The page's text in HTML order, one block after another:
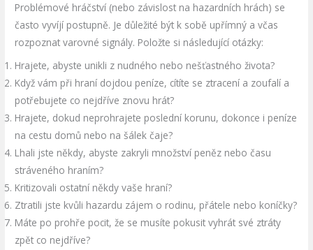
Problémové hráčství (nebo závislost na hazardních hrách) se
často vyvíjí postupně. Je důležité být k sobě upřímný a včas
rozpoznat varovné signály. Položte si následující otázky:
Hrajete, abyste unikli z nudného nebo nešťastného života?
Když vám při hraní dojdou peníze, cítíte se ztracení a zoufalí a
potřebujete co nejdříve znovu hrát?
Hrajete, dokud neprohrajete poslední korunu, dokonce i peníze
na cestu domů nebo na šálek čaje?
Lhali jste někdy, abyste zakryli množství peněz nebo času
stráveného hraním?
Kritizovali ostatní někdy vaše hraní?
Ztratili jste kvůli hazardu zájem o rodinu, přátele nebo koníčky?
Máte po prohře pocit, že se musíte pokusit vyhrát své ztráty
zpět co nejdříve?